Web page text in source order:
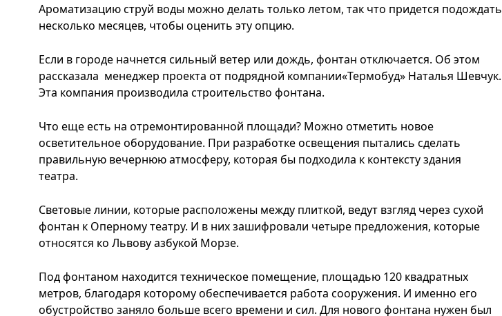
Ароматизацию струй воды можно делать только летом, так что придется подождать
несколько месяцев, чтобы оценить эту опцию.
Если в городе начнется сильный ветер или дождь, фонтан отключается. Об этом
рассказала менеджер проекта от подрядной компании«Термобуд» Наталья Шевчук.
Эта компания производила строительство фонтана.
Что еще есть на отремонтированной площади? Можно отметить новое
осветительное оборудование. При разработке освещения пытались сделать
правильную вечернюю атмосферу, которая бы подходила к контексту здания
театра.
Световые линии, которые расположены между плиткой, ведут взгляд через сухой
фонтан к Оперному театру. И в них зашифровали четыре предложения, которые
относятся ко Львову азбукой Морзе.
Под фонтаном находится техническое помещение, площадью 120 квадратных
метров, благодаря которому обеспечивается работа сооружения. И именно его
обустройство заняло больше всего времени и сил. Для нового фонтана нужен был